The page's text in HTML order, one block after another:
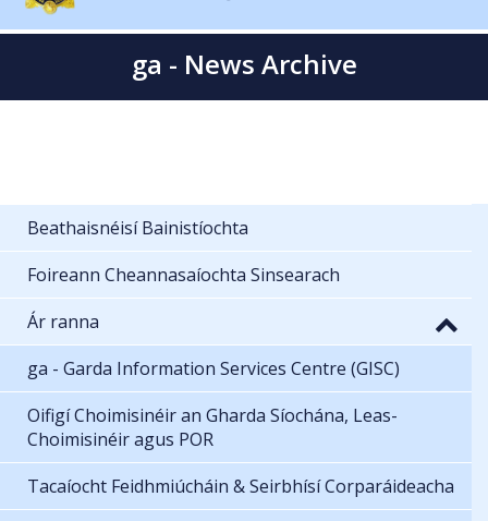
ga - News Archive
Beathaisnéisí Bainistíochta
Foireann Cheannasaíochta Sinsearach
Ár ranna
ga - Garda Information Services Centre (GISC)
Oifigí Choimisinéir an Gharda Síochána, Leas-
Choimisinéir agus POR
Tacaíocht Feidhmiúcháin & Seirbhísí Corparáideacha